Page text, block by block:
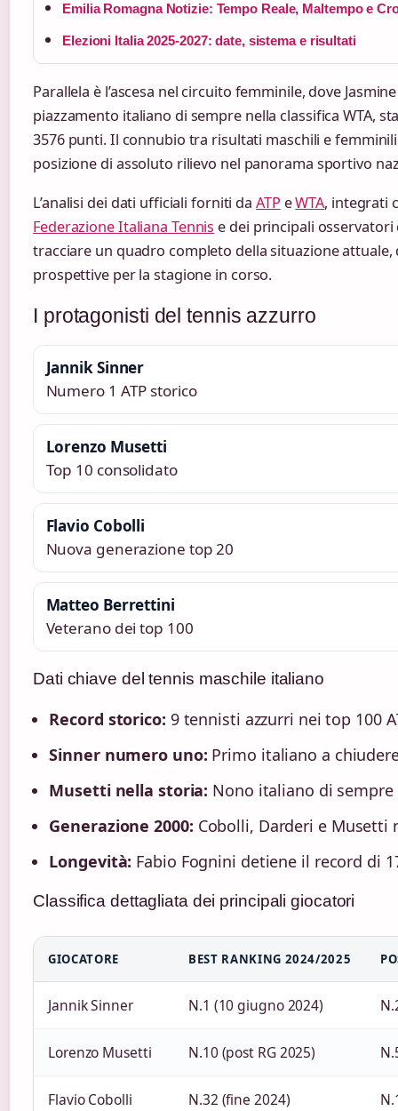
Emilia Romagna Notizie: Tempo Reale, Maltempo e
Elezioni Italia 2025-2027: date, sistema e risultati
Parallela è l’ascesa nel circuito femminile, dove
piazzamento italiano di sempre nella classifica WTA,
3576 punti. Il connubio tra risultati maschili e
posizione di assoluto rilievo nel panorama sportivo
L’analisi dei dati ufficiali forniti da ATP eWTA, integrati
Federazione Italiana Tennis e dei principali
tracciare un quadro completo della situazione
prospettive per la stagione in corso.
I protagonisti del tennis azzurro
Jannik Sinner
Numero 1 ATP storico
Lorenzo Musetti
Top 10 consolidato
Flavio Cobolli
Nuova generazione top 20
Matteo Berrettini
Veterano dei top 100
Dati chiave del tennis maschile italiano
Record storico: 9 tennisti azzurri nei top 100
Sinner numero uno: Primo italiano a
Musetti nella storia: Nono italiano di
Generazione 2000: Cobolli, Darderi e Musetti
Longevità: Fabio Fognini detiene il record di
Classifica dettagliata dei principali giocatori
GIOCATORE BEST RANKING 2024/2025
Jannik Sinner N.1 (10 giugno 2024)
Lorenzo Musetti N.10 (post RG 2025)
Flavio Cobolli N.32 (fine 2024)